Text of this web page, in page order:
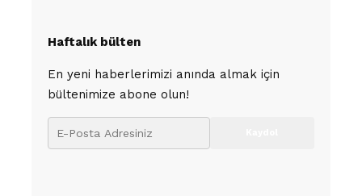
Haftalık bülten
En yeni haberlerimizi anında almak için
bültenimize abone olun!